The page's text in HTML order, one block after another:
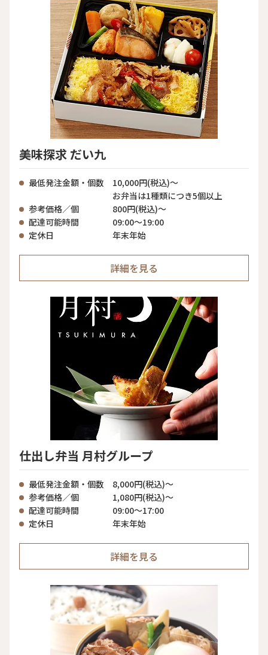
美味探求 だい九
最低発注金額・個数
10,000円(税込)〜
お弁当は1種類につき5個以上
参考価格／個
800円(税込)〜
配達可能時間
09:00〜19:00
定休日
年末年始
詳細を見る
仕出し弁当 月村グループ
最低発注金額・個数
8,000円(税込)〜
参考価格／個
1,080円(税込)〜
配達可能時間
09:00〜17:00
定休日
年末年始
詳細を見る